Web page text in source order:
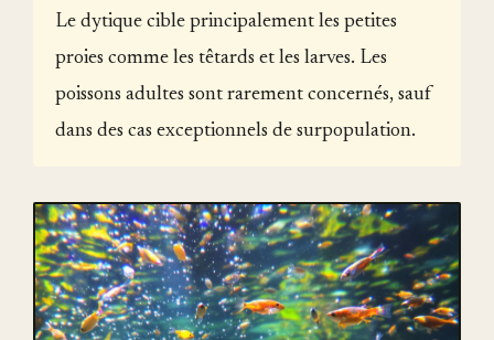
Le dytique cible principalement les petites
proies comme les têtards et les larves. Les
poissons adultes sont rarement concernés, sauf
dans des cas exceptionnels de surpopulation.